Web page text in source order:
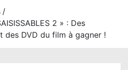
2 » : Des
des DVD du film à gagner !